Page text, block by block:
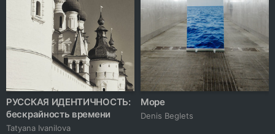
РУССКАЯ ИДЕНТИЧНОСТЬ:
бескрайность времени
Tatyana Ivanilova
Море
Denis Beglets